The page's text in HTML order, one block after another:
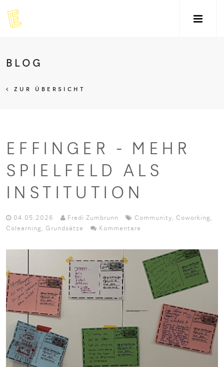
BLOG
ZUR ÜBERSICHT
EFFINGER - MEHR
SPIELFELD ALS
INSTITUTION
04.05.2026 Fredi Zumbrunn Community, Coworking,
Colearning, Grundsätze Kommentare